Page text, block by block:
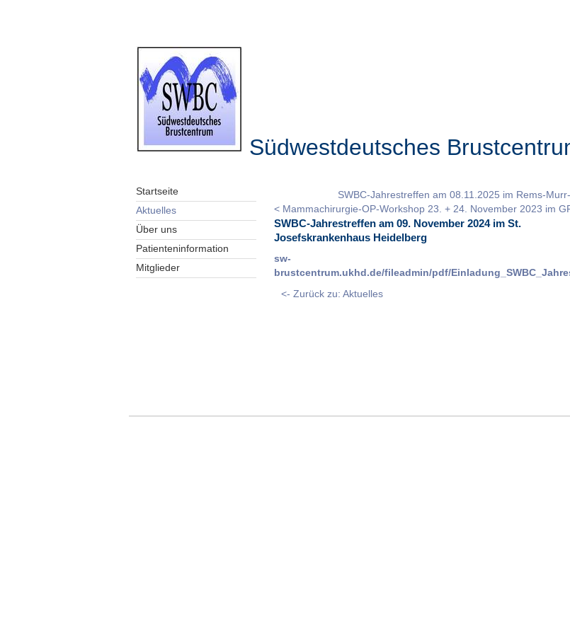
Südwestdeutsches
Startseite
Aktuelles
Über uns
Patienteninformation
Mitglieder
SWBC-Jahrestreffen am 08.11.2025 im Rems-
< Mammachirurgie-OP-Workshop 23. + 24. November 2023 im
SWBC-Jahrestreffen am 09. November 2024 im St.
Josefskrankenhaus Heidelberg
sw-
brustcentrum.ukhd.de/fileadmin/pdf/
<- Zurück zu: Aktuelles